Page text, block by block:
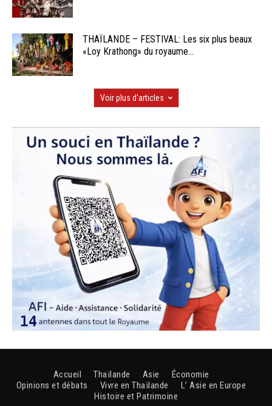
THAÏLANDE – FESTIVAL: Les six plus beaux
«Loy Krathong» du royaume...
Voir plus d'articles
Accueil Thaïlande Asie
Économie
Opinions et débats
Vivre en Thaïlande
L’ Asie en Europe
Histoire et Patrimoine